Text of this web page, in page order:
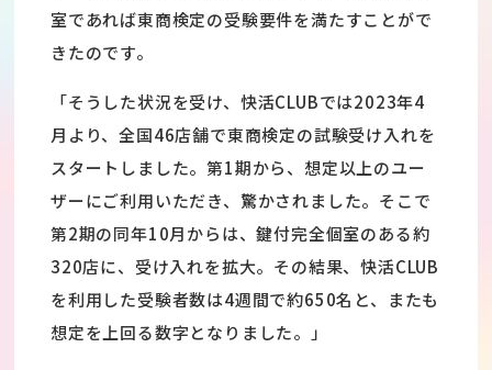
室であれば東商検定の受験要件を満たすことがで
きたのです。
「そうした状況を受け、快活CLUBでは2023年4
月より、全国46店舗で東商検定の試験受け入れを
スタートしました。第1期から、想定以上のユー
ザーにご利用いただき、驚かされました。そこで
第2期の同年10月からは、鍵付完全個室のある約
320店に、受け入れを拡大。その結果、快活CLUB
を利用した受験者数は4週間で約650名と、またも
想定を上回る数字となりました。」